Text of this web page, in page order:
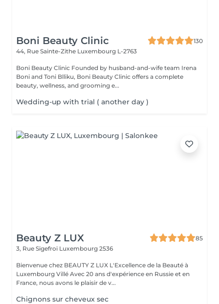
Boni Beauty Clinic
130
44, Rue Sainte-Zithe Luxembourg L-2763
Boni Beauty Clinic Founded by husband-and-wife team Irena
Boni and Toni Blliku, Boni Beauty Clinic offers a complete
beauty, wellness, and grooming e...
Wedding-up with trial ( another day )
Beauty Z LUX
85
3, Rue Sigefroi Luxembourg 2536
Bienvenue chez BEAUTY Z LUX L'Excellence de la Beauté à
Luxembourg Villé Avec 20 ans d'expérience en Russie et en
France, nous avons le plaisir de v...
Chignons sur cheveux sec